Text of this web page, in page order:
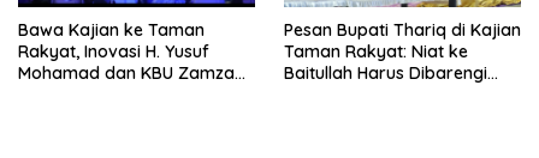
Bawa Kajian ke Taman
Rakyat, Inovasi H. Yusuf
Mohamad dan KBU Zamzam
Pesan Bupati Thariq di Kajian
Taman Rakyat: Niat ke
Baitullah Harus Dibarengi